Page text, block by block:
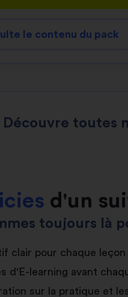
le contenu du pack
Découvre toutes
d'un
toujours là
clair pour chaque leçon
d'E-learning avant
sur la pratique et